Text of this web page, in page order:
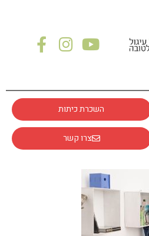
השכרת כיתות
צרו קשר